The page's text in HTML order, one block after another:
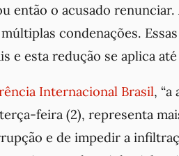
então o acusado renunciar.
condenações.
e esta redução se aplica
Internacional Brasil,
feira (2), representa
e de impedir a